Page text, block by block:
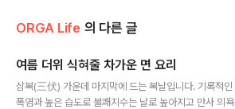
ORGA Life 의 다른 글
여름 더위 식혀줄 차가운 면 요리
삼복(三伏) 가운데 마지막에 드는 복날입니다. 기록적인
폭염과 높은 습도로 불쾌지수는 날로 높아지고 만사 의욕